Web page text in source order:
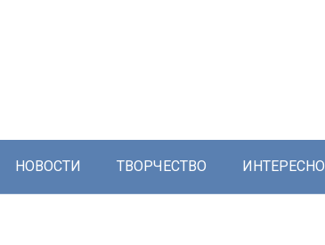
НОВОСТИ ТВОРЧЕСТВО ИНТЕРЕСНО